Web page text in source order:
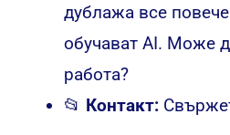
дублажа все
обучават AI. Може
работа?
📂 Контакт: